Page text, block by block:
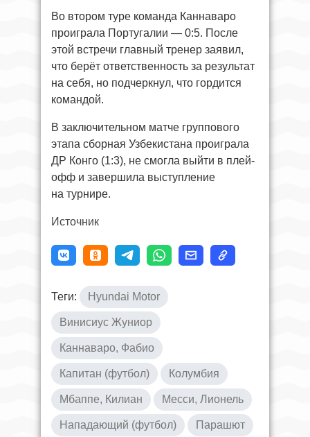
Во втором туре команда Каннаваро
проиграла Португалии — 0:5. После
этой встречи главный тренер заявил,
что берёт ответственность за результат
на себя, но подчеркнул, что гордится
командой.
В заключительном матче группового
этапа сборная Узбекистана проиграла
ДР Конго (1:3), не смогла выйти в плей-
офф и завершила выступление
на турнире.
Источник
Теги: Hyundai Motor
Винисиус Жуниор
Каннаваро, Фабио
Капитан (футбол) Колумбия
Мбаппе, Килиан Месси, Лионель
Нападающий (футбол) Парашют